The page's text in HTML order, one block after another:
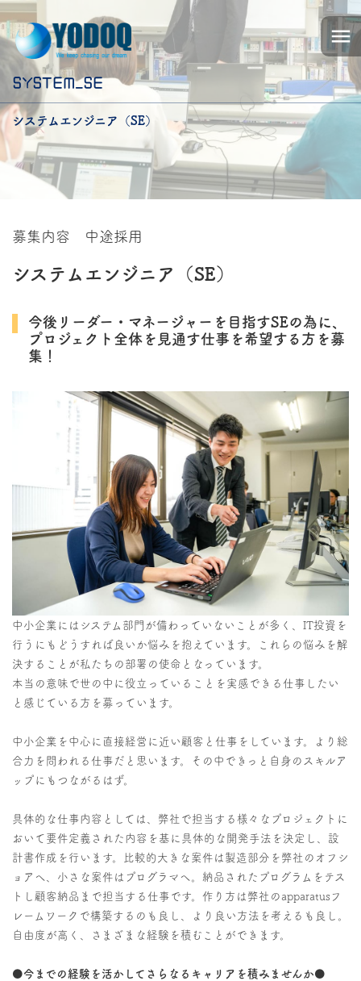
SYSTEM_SE
システムエンジニア（SE）
menu
募集内容 中途採用
システムエンジニア（SE）
今後リーダー・マネージャーを目指すSEの為に、
プロジェクト全体を見通す仕事を希望する方を募
集！
中小企業にはシステム部門が備わっていないことが多く、IT投資を
行うにもどうすれば良いか悩みを抱えています。これらの悩みを解
決することが私たちの部署の使命となっています。
本当の意味で世の中に役立っていることを実感できる仕事したい
と感じている方を募っています。
中小企業を中心に直接経営に近い顧客と仕事をしています。より総
合力を問われる仕事だと思います。その中できっと自身のスキルア
ップにもつながるはず。
具体的な仕事内容としては、弊社で担当する様々なプロジェクトに
おいて要件定義された内容を基に具体的な開発手法を決定し、設
計書作成を行います。比較的大きな案件は製造部分を弊社のオフシ
ョアへ、小さな案件はプログラマへ。納品されたプログラムをテス
トし顧客納品まで担当する仕事です。作り方は弊社のapparatusフ
レームワークで構築するのも良し、より良い方法を考えるも良し。
自由度が高く、さまざまな経験を積むことができます。
●今までの経験を活かしてさらなるキャリアを積みませんか●